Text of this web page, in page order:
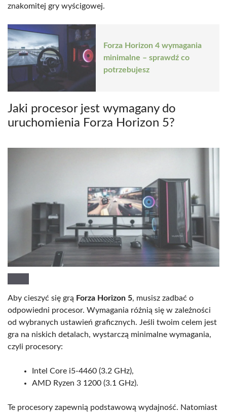
znakomitej gry wyścigowej.
Forza Horizon 4 wymagania
minimalne – sprawdź co
potrzebujesz
Jaki procesor jest wymagany do
uruchomienia Forza Horizon 5?
Aby cieszyć się grą Forza Horizon 5, musisz zadbać o
odpowiedni procesor. Wymagania różnią się w zależności
od wybranych ustawień graficznych. Jeśli twoim celem jest
gra na niskich detalach, wystarczą minimalne wymagania,
czyli procesory:
Intel Core i5-4460 (3.2 GHz),
AMD Ryzen 3 1200 (3.1 GHz).
Te procesory zapewnią podstawową wydajność. Natomiast